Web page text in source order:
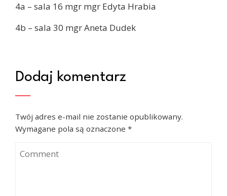
4a – sala 16 mgr mgr Edyta Hrabia
4b – sala 30 mgr Aneta Dudek
Dodaj komentarz
Twój adres e-mail nie zostanie opublikowany.
Wymagane pola są oznaczone *
Comment